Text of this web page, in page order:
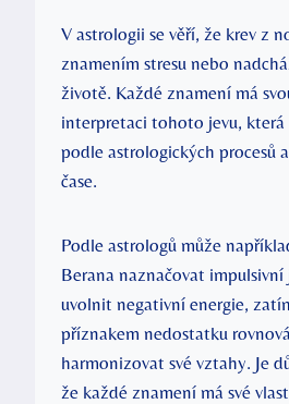
V astrologii se věří, že krev z
znamením stresu nebo
životě. Každé znamení má
interpretaci tohoto jevu,
podle astrologických procesů
čase.
Podle astrologů může
Berana naznačovat
uvolnit negativní energie,
příznakem nedostatku
harmonizovat své vztahy. Je
že každé znamení má své